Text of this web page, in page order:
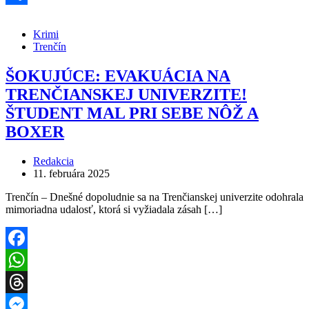
Krimi
Trenčín
ŠOKUJÚCE: EVAKUÁCIA NA
TRENČIANSKEJ UNIVERZITE!
ŠTUDENT MAL PRI SEBE NÔŽ A
BOXER
Redakcia
11. februára 2025
Trenčín – Dnešné dopoludnie sa na Trenčianskej univerzite odohrala
mimoriadna udalosť, ktorá si vyžiadala zásah […]
Facebook
WhatsApp
Threads